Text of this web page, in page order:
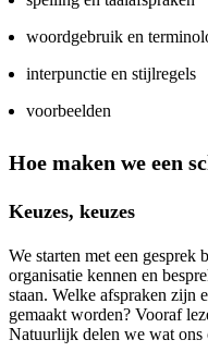
woordgebruik en
interpunctie en stijlregels
voorbeelden
Hoe maken we een
Keuzes, keuzes
We starten met een
organisatie kennen en
staan. Welke afspraken zijn
gemaakt worden? Vooraf
Natuurlijk delen we wat ons